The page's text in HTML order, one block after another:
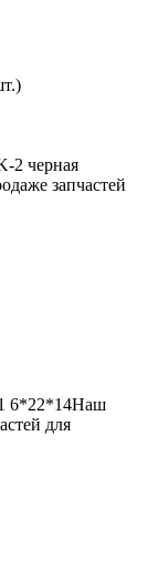
2 черная
запчастей
6*22*14Наш
для